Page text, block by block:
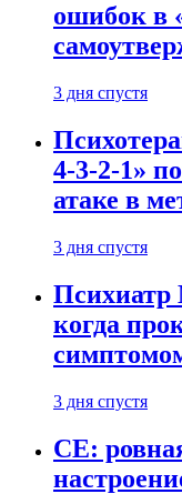
ошибок в
3 дня спустя
4-3-2-1»
атаке в
3 дня спустя
Психиатр
когда
3 дня спустя
CE: